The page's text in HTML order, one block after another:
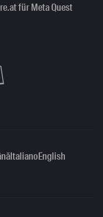
für Meta Quest
ItalianoEnglish